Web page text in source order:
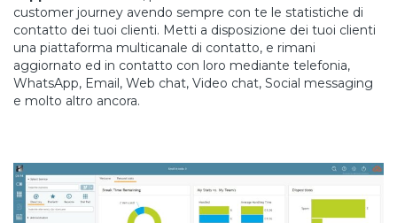
customer journey avendo sempre con te le statistiche di
contatto dei tuoi clienti. Metti a disposizione dei tuoi clienti
una piattaforma multicanale di contatto, e rimani
aggiornato ed in contatto con loro mediante telefonia,
WhatsApp, Email, Web chat, Video chat, Social messaging
e molto altro ancora.